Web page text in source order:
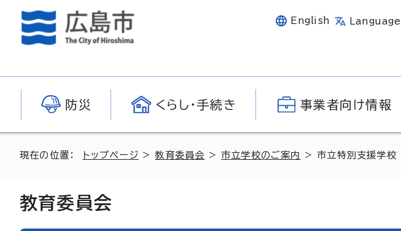
English Language
防災 くらし・手続き 事業者向け情報
現在の位置： トップページ >教育委員会 >市立学校のご案内 > 市立特別支援学校
教育委員会